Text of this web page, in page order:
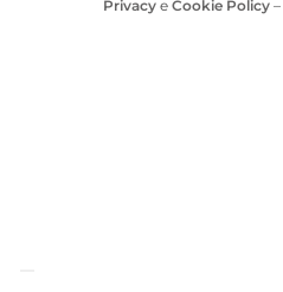
Privacy e Cookie Policy –